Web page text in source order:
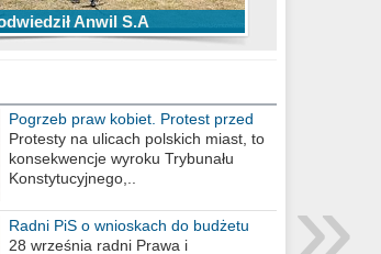
Anwil S.A
2019/2020
2020
Pogrzeb praw kobiet. Protest przed
biurem poselskim PiS
Protesty na ulicach polskich miast, to
konsekwencje wyroku Trybunału
Konstytucyjnego,..
Radni PiS o wnioskach do budżetu
miasta na 2021 rok
28 września radni Prawa i
»